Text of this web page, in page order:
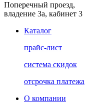
Поперечный проезд,
владение 3а, кабинет 3
Каталог
прайс-лист
система скидок
отсрочка платежа
О компании